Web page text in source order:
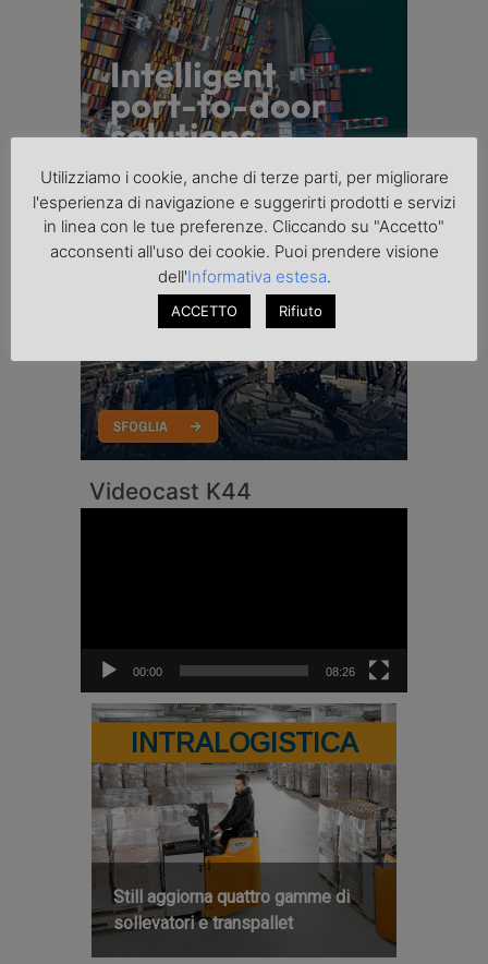
Videocast K44
00:00 08:26
INTRALOGISTICA
Still aggiorna quattro gamme di
sollevatori e transpallet
Utilizziamo i cookie, anche di terze parti, per migliorare
l'esperienza di navigazione e suggerirti prodotti e servizi
in linea con le tue preferenze. Cliccando su "Accetto"
acconsenti all'uso dei cookie. Puoi prendere visione
dell'Informativa estesa.
ACCETTO Rifiuto